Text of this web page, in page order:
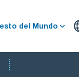
del Mundo